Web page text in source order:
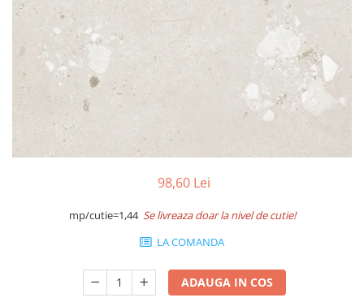
Accesorii pentru termosistem
Accesorii pentru vata
Coltare
Polistiren
Vata bazaltica
Vata minerala
Vata minerala bazaltica
Tevi PVC
vopsele si lacuri
Pas Japonez
Pervaz geam piatra compozita
Placi ceramice de exterior
Produse auxiliare
Rigole
Trepte
98,60 Lei
mp/cutie=1,44Se livreaza doar la nivel de cutie!
LA COMANDA
ADAUGA IN COS